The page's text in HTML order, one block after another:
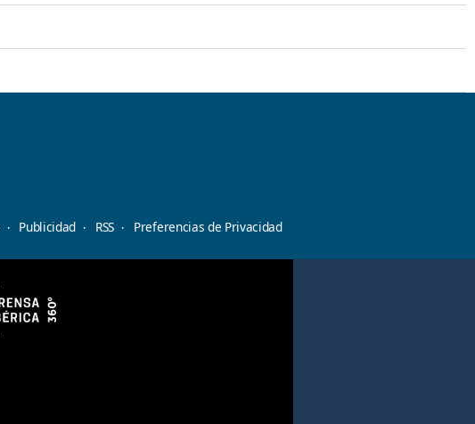
Publicidad RSS Preferencias de Privacidad